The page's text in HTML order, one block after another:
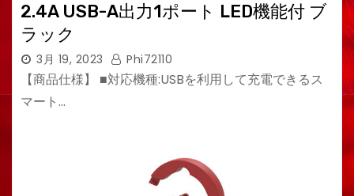
2.4A USB-A出力1ポート LED機能付 ブ
ラック
3月 19, 2023 Phi72110
【商品仕様】 ■対応機種:USBを利用して充電できるス
マート…